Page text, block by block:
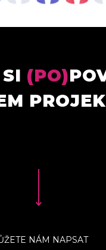
(PO)
NÁM NAPSAT